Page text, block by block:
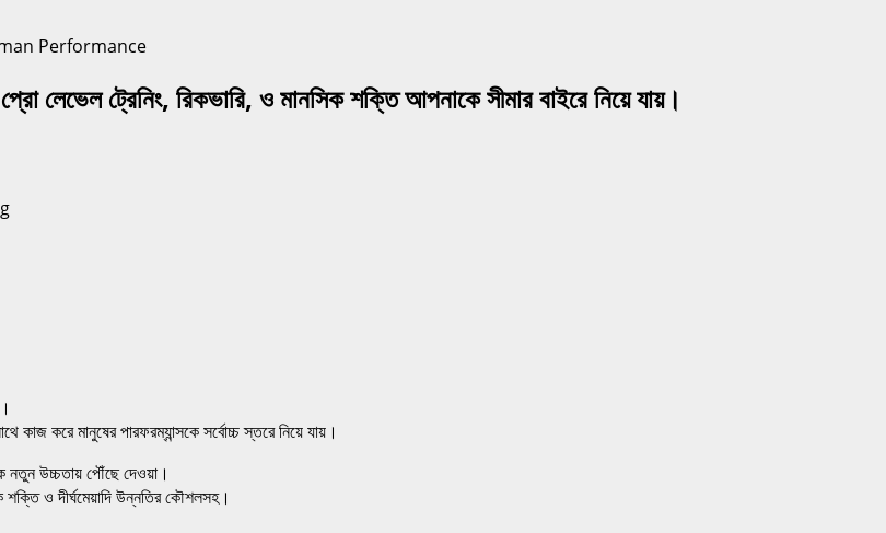
ট্রেনিং, রিকভারি, ও মানসিক শক্তি আপনাকে সীমার বাইরে নিয়ে যায়।
করে মানুষের পারফরম্যান্সকে সর্বোচ্চ স্তরে নিয়ে যায়।
নতুন উচ্চতায় পৌঁছে দেওয়া।
শক্তি ও দীর্ঘমেয়াদি উন্নতির কৌশলসহ।